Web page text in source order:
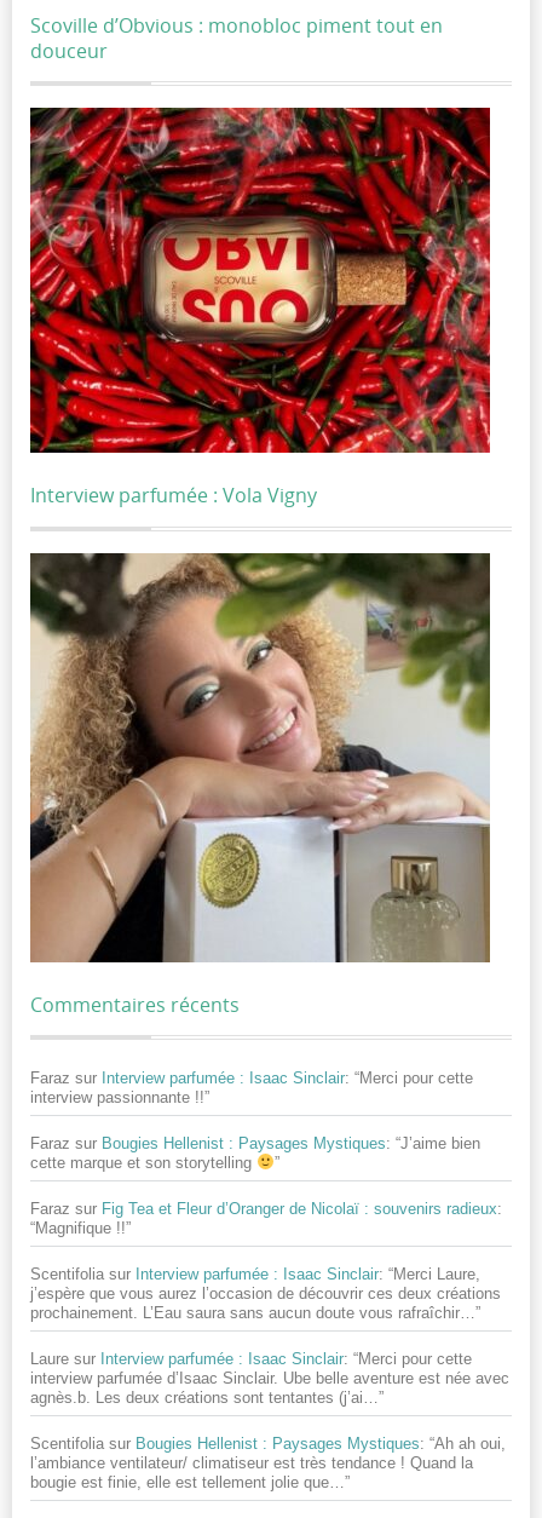
Scoville d’Obvious : monobloc piment tout en
douceur
Interview parfumée : Vola Vigny
Commentaires récents
Faraz sur Interview parfumée : Isaac Sinclair: “Merci pour cette
interview passionnante !!”
Faraz sur Bougies Hellenist : Paysages Mystiques: “J’aime bien
cette marque et son storytelling
”
Faraz sur Fig Tea et Fleur d’Oranger de Nicolaï : souvenirs radieux:
“Magnifique !!”
Scentifolia sur Interview parfumée : Isaac Sinclair: “Merci Laure,
j’espère que vous aurez l’occasion de découvrir ces deux créations
prochainement. L’Eau saura sans aucun doute vous rafraîchir…”
Laure sur Interview parfumée : Isaac Sinclair: “Merci pour cette
interview parfumée d’Isaac Sinclair. Ube belle aventure est née avec
agnès.b. Les deux créations sont tentantes (j’ai…”
Scentifolia sur Bougies Hellenist : Paysages Mystiques: “Ah ah oui,
l’ambiance ventilateur/ climatiseur est très tendance ! Quand la
bougie est finie, elle est tellement jolie que…”